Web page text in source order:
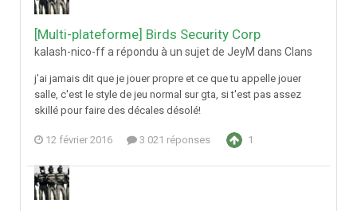
[Multi-plateforme] Birds Security Corp
kalash-nico-ff a répondu à un sujet de JeyM dans Clans
j'ai jamais dit que je jouer propre et ce que tu appelle jouer
salle, c'est le style de jeu normal sur gta, si t'est pas assez
skillé pour faire des décales désolé!
12 février 2016 3 021 réponses 1